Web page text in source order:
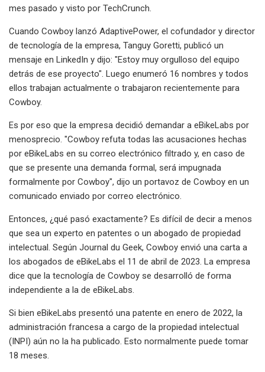
mes pasado y visto por TechCrunch.
Cuando Cowboy lanzó AdaptivePower, el cofundador y director
de tecnología de la empresa, Tanguy Goretti, publicó un
mensaje en LinkedIn y dijo: "Estoy muy orgulloso del equipo
detrás de ese proyecto". Luego enumeró 16 nombres y todos
ellos trabajan actualmente o trabajaron recientemente para
Cowboy.
Es por eso que la empresa decidió demandar a eBikeLabs por
menosprecio. "Cowboy refuta todas las acusaciones hechas
por eBikeLabs en su correo electrónico filtrado y, en caso de
que se presente una demanda formal, será impugnada
formalmente por Cowboy", dijo un portavoz de Cowboy en un
comunicado enviado por correo electrónico.
Entonces, ¿qué pasó exactamente? Es difícil de decir a menos
que sea un experto en patentes o un abogado de propiedad
intelectual. Según Journal du Geek, Cowboy envió una carta a
los abogados de eBikeLabs el 11 de abril de 2023. La empresa
dice que la tecnología de Cowboy se desarrolló de forma
independiente a la de eBikeLabs.
Si bien eBikeLabs presentó una patente en enero de 2022, la
administración francesa a cargo de la propiedad intelectual
(INPI) aún no la ha publicado. Esto normalmente puede tomar
18 meses.